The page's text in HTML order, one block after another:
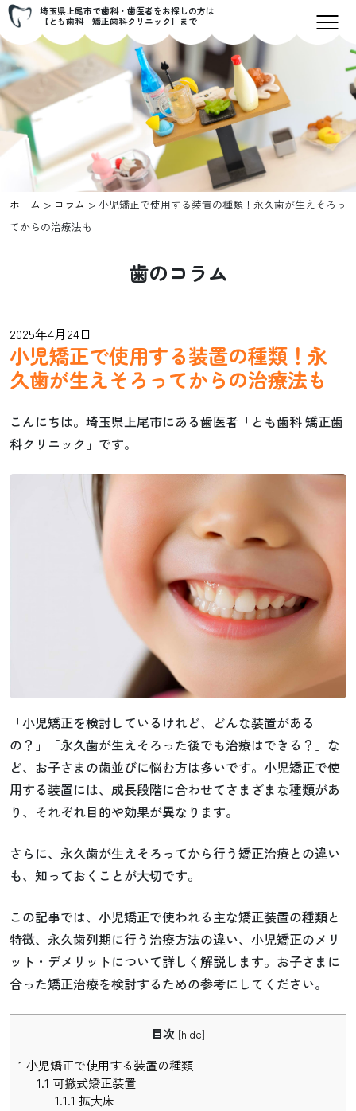
埼玉県上尾市で歯科・歯医者をお探しの方は
【とも歯科 矯正歯科クリニック】まで
ホーム > コラム > 小児矯正で使用する装置の種類！永久歯が生えそろっ
てからの治療法も
歯のコラム
2025年4月24日
小児矯正で使用する装置の種類！永
久歯が生えそろってからの治療法も
こんにちは。埼玉県上尾市にある歯医者「とも歯科 矯正歯
科クリニック」です。
「小児矯正を検討しているけれど、どんな装置がある
の？」「永久歯が生えそろった後でも治療はできる？」な
ど、お子さまの歯並びに悩む方は多いです。小児矯正で使
用する装置には、成長段階に合わせてさまざまな種類があ
り、それぞれ目的や効果が異なります。
さらに、永久歯が生えそろってから行う矯正治療との違い
も、知っておくことが大切です。
この記事では、小児矯正で使われる主な矯正装置の種類と
特徴、永久歯列期に行う治療方法の違い、小児矯正のメリ
ット・デメリットについて詳しく解説します。お子さまに
合った矯正治療を検討するための参考にしてください。
目次 [hide]
1 小児矯正で使用する装置の種類
1.1 可撤式矯正装置
1.1.1 拡大床